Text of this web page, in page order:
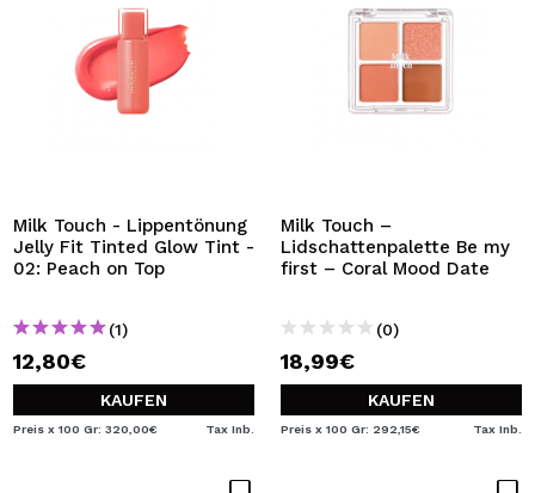
Milk Touch - Lippentönung
Jelly Fit Tinted Glow Tint -
02: Peach on Top
(1)
12,80€
KAUFEN
Preis x 100 Gr: 320,00€ Tax Inb.
Milk Touch –
Lidschattenpalette Be my
first – Coral Mood Date
(0)
18,99€
KAUFEN
Preis x 100 Gr: 292,15€ Tax Inb.